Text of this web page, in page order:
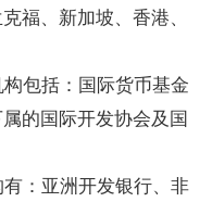
福、新加坡、香港、
包括：国际货币基金
的国际开发协会及国
：亚洲开发银行、非